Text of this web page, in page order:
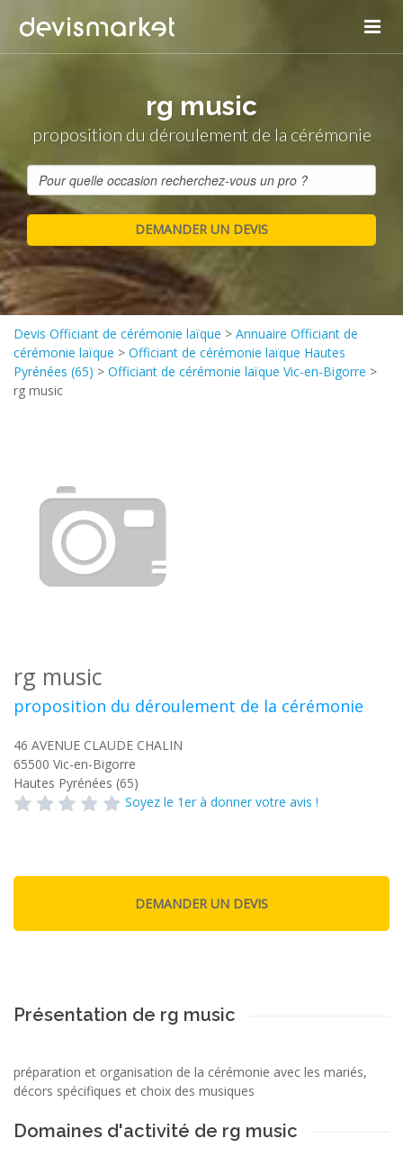
rg music
proposition du déroulement de la cérémonie
Devis Officiant de cérémonie laïque > Annuaire Officiant de
cérémonie laïque > Officiant de cérémonie laïque Hautes
Pyrénées (65) > Officiant de cérémonie laïque Vic-en-Bigorre >
rg music
rg music
proposition du déroulement de la cérémonie
46 AVENUE CLAUDE CHALIN
65500 Vic-en-Bigorre
Hautes Pyrénées (65)
Soyez le 1er à donner votre avis !
Présentation de rg music
préparation et organisation de la cérémonie avec les mariés,
décors spécifiques et choix des musiques
Domaines d'activité de rg music